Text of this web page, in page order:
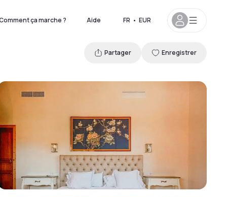
ça marche ? Aide FR • EUR
Partager Enregistrer